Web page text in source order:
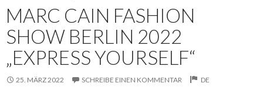
MARC CAIN FASHION
SHOW BERLIN 2022
„EXPRESS YOURSELF“
25. MÄRZ 2022 SCHREIBE EINEN KOMMENTAR DE